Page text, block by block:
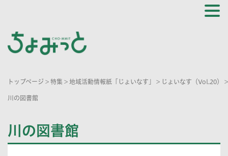
トップページ > 特集 > 地域活動情報紙「じょいなす」 > じょいなす（Vol.20） >
川の図書館
川の図書館